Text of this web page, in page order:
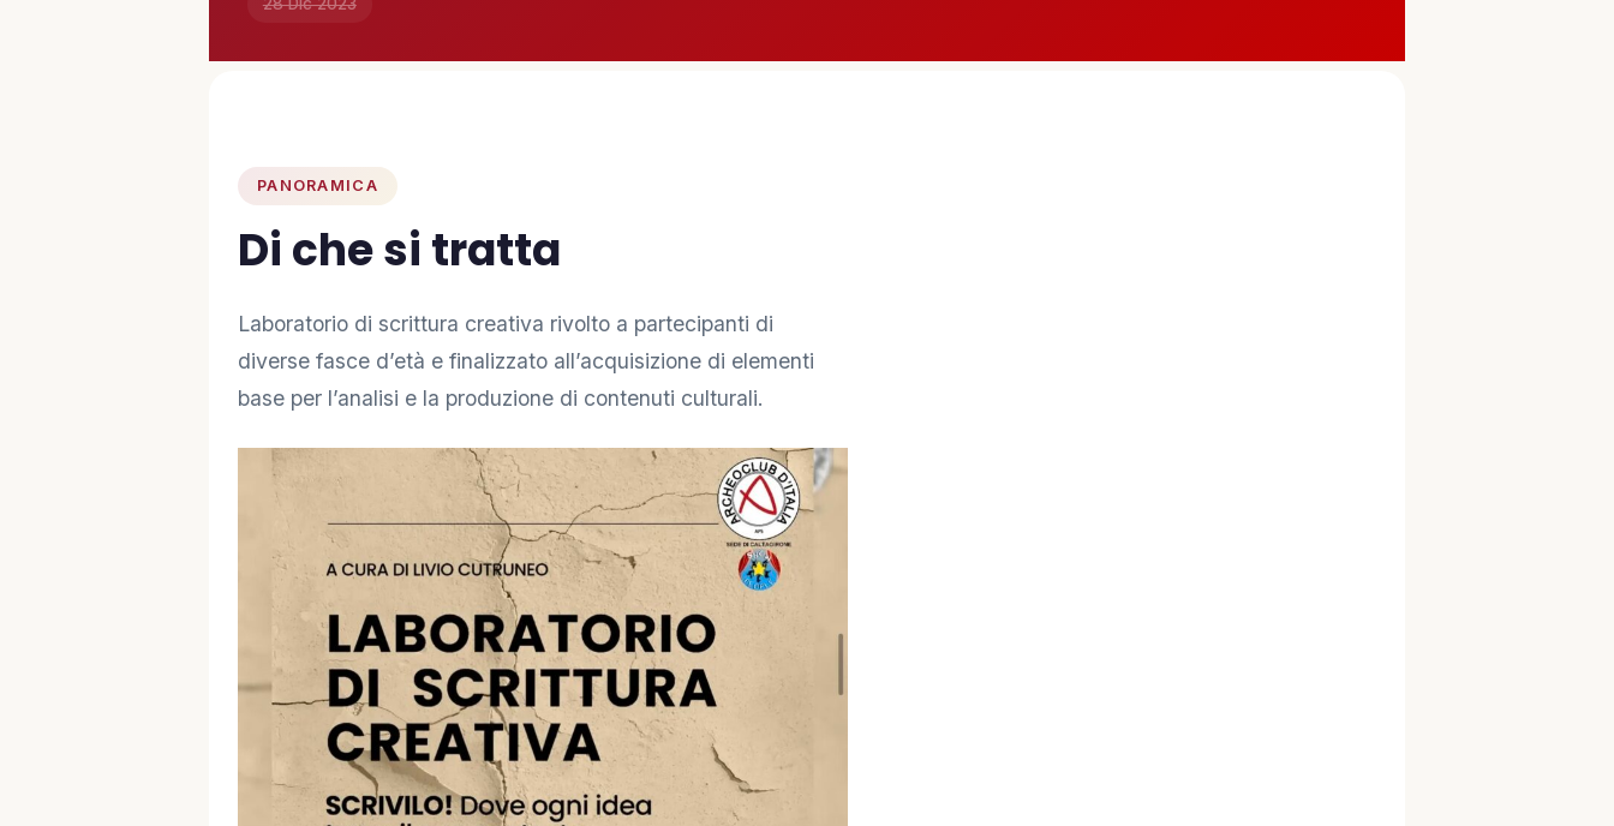
📋 Trasparenza
28 Dic 2023
PANORAMICA
Di che si tratta
Laboratorio di scrittura creativa rivolto a partecipanti di
diverse fasce d’età e finalizzato all’acquisizione di elementi
base per l’analisi e la produzione di contenuti culturali.